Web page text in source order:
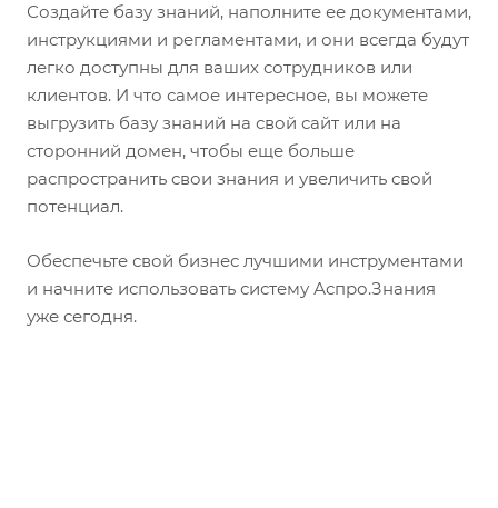
Создайте базу знаний, наполните ее документами,
инструкциями и регламентами, и они всегда будут
легко доступны для ваших сотрудников или
клиентов. И что самое интересное, вы можете
выгрузить базу знаний на свой сайт или на
сторонний домен, чтобы еще больше
распространить свои знания и увеличить свой
потенциал.
Обеспечьте свой бизнес лучшими инструментами
и начните использовать систему Аспро.Знания
уже сегодня.